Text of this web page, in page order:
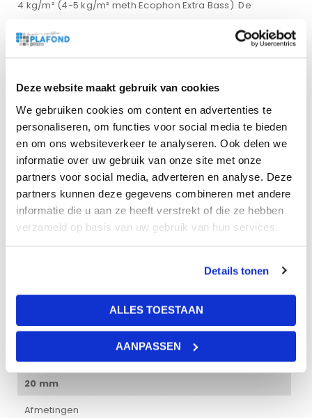
Deze website maakt gebruik van cookies
We gebruiken cookies om content en advertenties te
personaliseren, om functies voor social media te bieden
en om ons websiteverkeer te analyseren. Ook delen we
informatie over uw gebruik van onze site met onze
partners voor social media, adverteren en analyse. Deze
partners kunnen deze gegevens combineren met andere
informatie die u aan ze heeft verstrekt of die ze hebben
verzameld op basis van uw gebruik van hun services.
Details tonen
ALLES TOESTAAN
AANPASSEN
4 kg/m² (4-5 kg/m² meth Ecophon Extra Bass). De
dichtheid. De zichtzijde van het paneel is afgewerkt met
absorptie in de lage frequenties te verbeteren, kan
Ecophon Extra Bass worden geïnstalleerd boven op het
plafondsysteem. De draagconstructie is vervaardigd van
gegalvaniseerd staal. Op het systeem is patent
aangevraagd. Gebruik het Connect™ ophangsysteem en
accessoires voor de beste prestaties en kwaliteit
Afmetingen
60 × 60 × 2 cm
20 mm
Afmetingen